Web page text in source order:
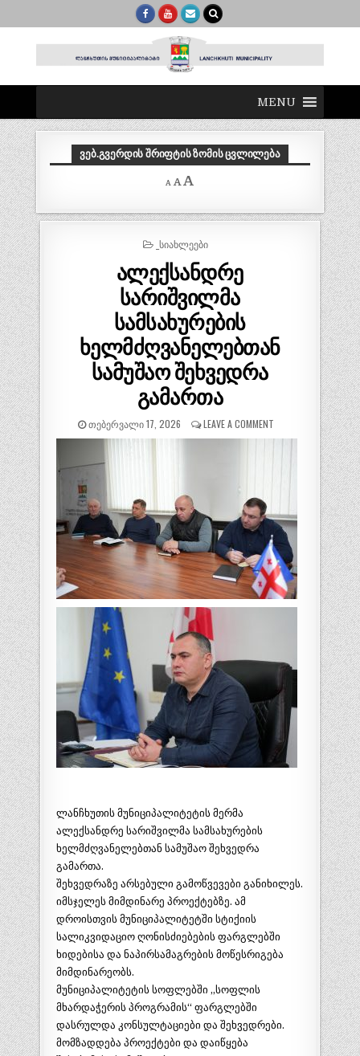
MENU
ᲕᲔᲑ.ᲒᲕᲔᲠᲓᲘᲡ ᲨᲠᲘᲤᲢᲘᲡ ᲖᲝᲛᲘᲡ ᲪᲕᲚᲘᲚᲔᲑᲐ
A
Decrease
font
A Reset
A
size.
POSTED
_ᲡᲘᲐᲮᲚᲔᲔᲑᲘ
ალექსანდრე
სარიშვილმა
სამსახურების
ხელმძღვანელებთან
სამუშაო შეხვედრა
გამართა
ᲗᲔᲑᲔᲠᲕᲐᲚᲘ 17, 2026 LEAVE A COMMENT
ლანჩხუთის მუნიციპალიტეტის მერმა
ალექსანდრე სარიშვილმა სამსახურების
ხელმძღვანელებთან სამუშაო შეხვედრა
გამართა.
შეხვედრაზე არსებული გამოწვევები განიხილეს.
იმსჯელეს მიმდინარე პროექტებზე. ამ
დროისთვის მუნიციპალიტეტში სტიქიის
სალიკვიდაციო ღონისძიებების ფარგლებში
ხიდებისა და ნაპირსამაგრების მოწესრიგება
მიმდინარეობს.
მუნიციპალიტეტის სოფლებში ,,სოფლის
მხარდაჭერის პროგრამის“ ფარგლებში
დასრულდა კონსულტაციები და შეხვედრები.
მომზადდება პროექტები და დაიწყება